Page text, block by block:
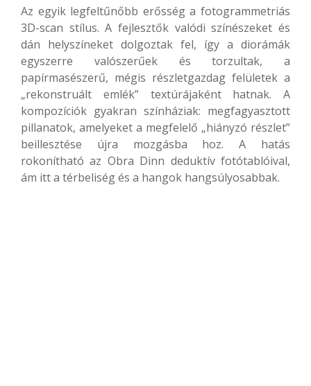
Az egyik legfeltűnőbb erősség a fotogrammetriás
3D-scan stílus. A fejlesztők valódi színészeket és
dán helyszíneket dolgoztak fel, így a diorámák
egyszerre valószerűek és torzultak, a
papírmasészerű, mégis részletgazdag felületek a
„rekonstruált emlék” textúrájaként hatnak. A
kompozíciók gyakran színháziak: megfagyasztott
pillanatok, amelyeket a megfelelő „hiányzó részlet”
beillesztése újra mozgásba hoz. A hatás
rokonítható az Obra Dinn deduktív fotótablóival,
ám itt a térbeliség és a hangok hangsúlyosabbak.